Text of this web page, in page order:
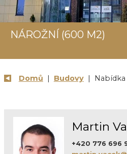
NÁROŽNÍ (600 M2)
Domů | Budovy | Nabídka
Martin
+420 776 696